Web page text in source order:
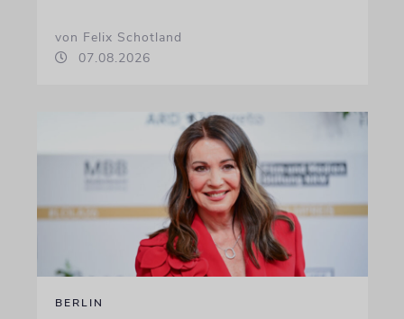
von Felix Schotland
07.08.2026
BERLIN